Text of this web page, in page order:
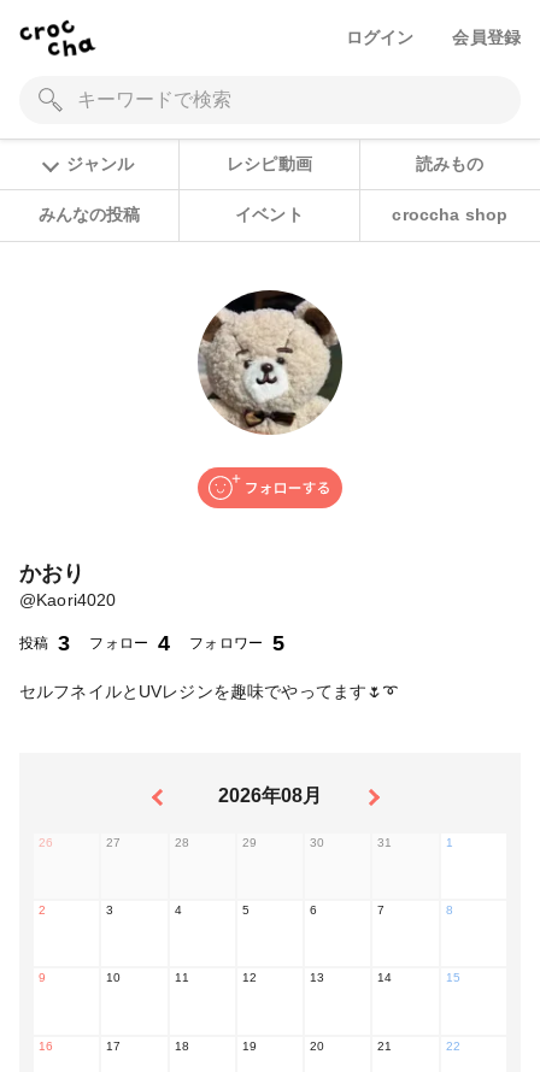
ログイン 会員登録
ジャンル レシピ動画 読みもの
みんなの投稿 イベント croccha shop
かおり
@Kaori4020
投稿 3 フォロー 4 フォロワー 5
セルフネイルとUVレジンを趣味でやってます🌷➰
2026年08月
26 27 28 29 30 31 1
2 3 4 5 6 7 8
9 10 11 12 13 14 15
16 17 18 19 20 21 22